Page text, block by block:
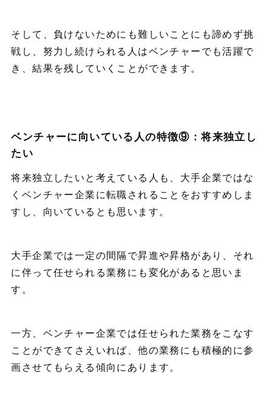
そして、負けないためにも難しいことにも諦めず挑
戦し、努力し続けられる人はベンチャーでも活躍で
き、結果を残していくことができます。
ベンチャーに向いている人の特徴⑨：将来独立し
たい
将来独立したいと考えている人も、大手企業ではな
くベンチャー企業に転職されることをおすすめしま
すし、向いているとも思います。
大手企業では一定の間隔で昇進や昇格があり、それ
に伴って任せられる業務にも変化があると思いま
す。
一方、ベンチャー企業では任せられた業務をこなす
ことができてさえいれば、他の業務にも積極的に参
画させてもらえる傾向にあります。